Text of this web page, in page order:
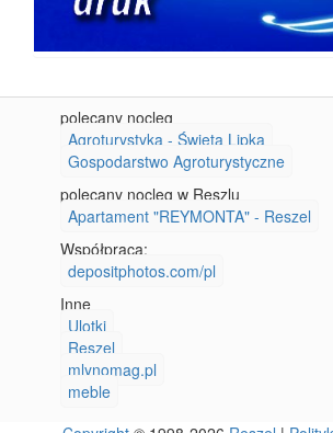
polecany nocleg
Agroturystyka - Święta Lipka
Gospodarstwo Agroturystyczne
polecany nocleg w Reszlu
Apartament "REYMONTA" - Reszel
Współpraca:
depositphotos.com/pl
Inne
Ulotki
Reszel
mlynomag.pl
meble